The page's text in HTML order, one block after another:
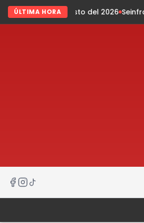
ÚLTIMA HORA
del 2026 Seinfra y SICT inician